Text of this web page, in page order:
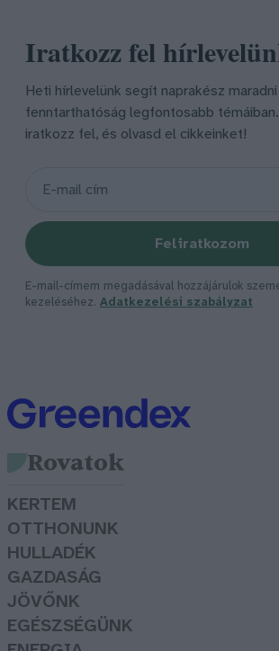
Iratkozz fel
Heti hírlevelünk segít naprakész maradni
fenntarthatóság legfontosabb
iratkozz fel, és olvasd el cikkeinket!
Feliratkozom
E-mail-címem megadásával hozzájárulok
kezeléséhez. Adatkezelési szabályzat
Rovatok
KERTEM
OTTHONUNK
HULLADÉK
GAZDASÁG
JÖVŐNK
EGÉSZSÉGÜNK